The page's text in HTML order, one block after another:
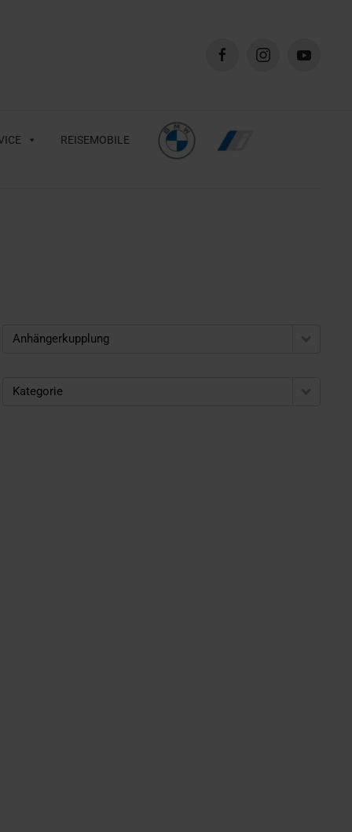
REISEMOBILE
Anhängerkupplung
Kategorie